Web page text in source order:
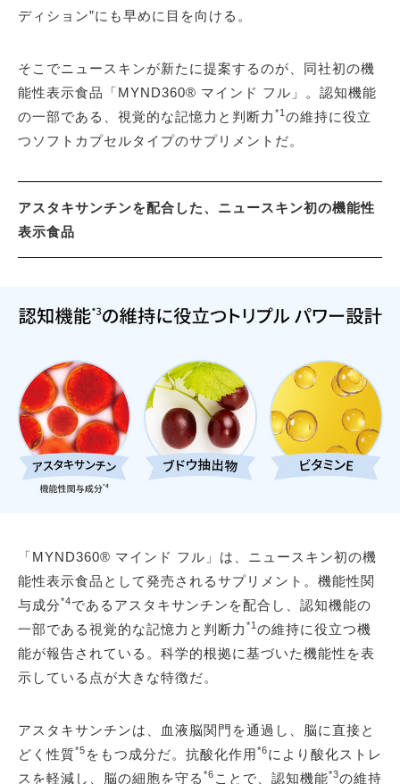
ディション”にも早めに目を向ける。
そこでニュースキンが新たに提案するのが、同社初の機
能性表示食品「MYND360® マインド フル」。認知機能
の一部である、視覚的な記憶力と判断力 *1 の維持に役立
つソフトカプセルタイプのサプリメントだ。
アスタキサンチンを配合した、ニュースキン初の機能性
表示食品
「MYND360® マインド フル」は、ニュースキン初の機
能性表示食品として発売されるサプリメント。機能性関
与成分*4であるアスタキサンチンを配合し、認知機能の
一部である視覚的な記憶力と判断力 *1の維持に役立つ機
能が報告されている。科学的根拠に基づいた機能性を表
示している点が大きな特徴だ。
アスタキサンチンは、血液脳関門を通過し、脳に直接と
どく性質*5 をもつ成分だ。抗酸化作用*6により酸化ストレ
スを軽減し、脳の細胞を守る *6 ことで、認知機能*3の維持